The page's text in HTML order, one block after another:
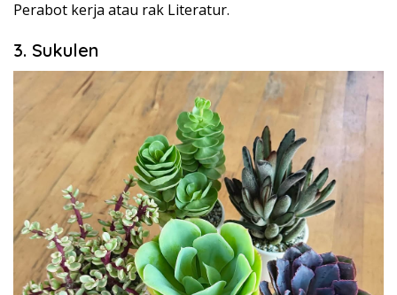
Perabot kerja atau rak Literatur.
3. Sukulen